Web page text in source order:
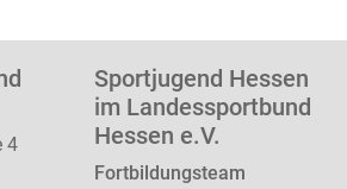
4
Sportjugend Hessen
im Landessportbund
Hessen e.V.
Fortbildungsteam